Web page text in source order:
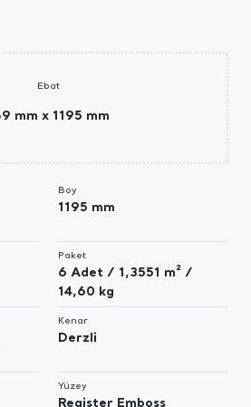
Ebat
mm x 1195 mm
Boy
1195 mm
Paket
6 Adet / 1,3551 m² /
14,60 kg
Kenar
Derzli
Yüzey
Register Emboss